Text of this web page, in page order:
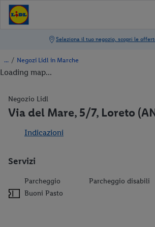
/ Negozi Lidl in Marche
Loading map...
Negozio Lidl
Via del Mare, 5/7, Loreto
Indicazioni
Servizi
Parcheggio
Parcheggio disabili
Buoni Pasto